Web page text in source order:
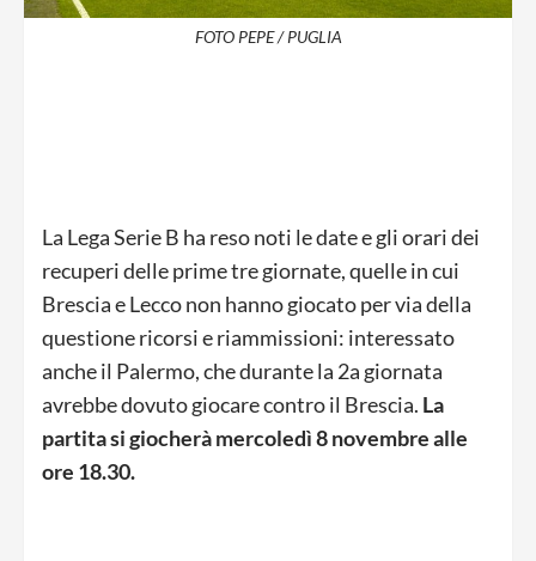
FOTO PEPE / PUGLIA
La Lega Serie B ha reso noti le date e gli orari dei
recuperi delle prime tre giornate, quelle in cui
Brescia e Lecco non hanno giocato per via della
questione ricorsi e riammissioni: interessato
anche il Palermo, che durante la 2a giornata
avrebbe dovuto giocare contro il Brescia. La
partita si giocherà mercoledì 8 novembre alle
ore 18.30.